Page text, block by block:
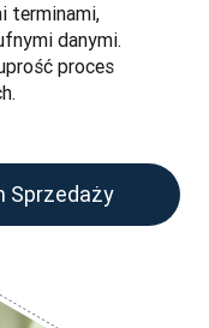
terminami,
danymi.
proces
Sprzedaży